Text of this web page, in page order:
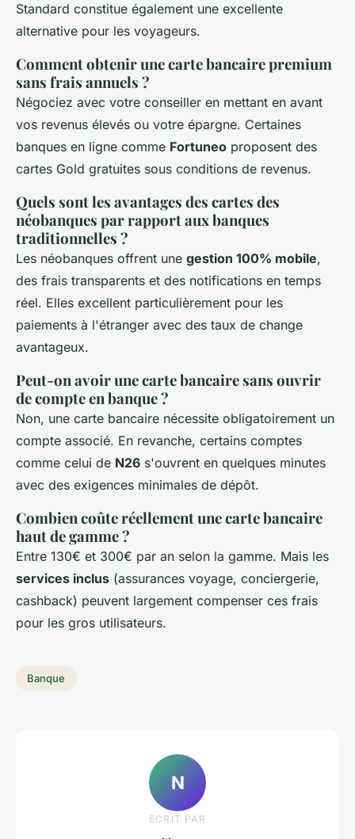
Standard constitue également une excellente
alternative pour les voyageurs.
Comment obtenir une carte bancaire premium
sans frais annuels ?
Négociez avec votre conseiller en mettant en avant
vos revenus élevés ou votre épargne. Certaines
banques en ligne comme Fortuneo proposent des
cartes Gold gratuites sous conditions de revenus.
Quels sont les avantages des cartes des
néobanques par rapport aux banques
traditionnelles ?
Les néobanques offrent une gestion 100% mobile,
des frais transparents et des notifications en temps
réel. Elles excellent particulièrement pour les
paiements à l'étranger avec des taux de change
avantageux.
Peut-on avoir une carte bancaire sans ouvrir
de compte en banque ?
Non, une carte bancaire nécessite obligatoirement un
compte associé. En revanche, certains comptes
comme celui de N26 s'ouvrent en quelques minutes
avec des exigences minimales de dépôt.
Combien coûte réellement une carte bancaire
haut de gamme ?
Entre 130€ et 300€ par an selon la gamme. Mais les
services inclus (assurances voyage, conciergerie,
cashback) peuvent largement compenser ces frais
pour les gros utilisateurs.
Banque
N
ECRIT PAR